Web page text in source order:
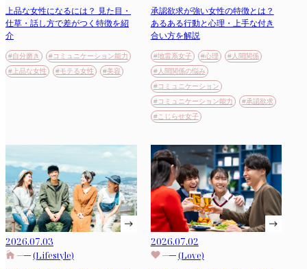
上品な女性になるには？ 見た目・
仕草・話し方で差がつく特徴を紹
介
#自分磨き
#コミュニケーション能力
#上品な女性
#モテる女性 #美容
承認欲求が強い女性の特徴とは？
あるある行動と心理・上手な付き
合い方を解説
#地雷系女子 #心理
#人間関係
#人間関係の悩み
#コミュニケーション
#コミュニケーション能力
#承認欲求
#こじらせ女子
2026.07.03
(Lifestyle)
2026.07.02
(Love)